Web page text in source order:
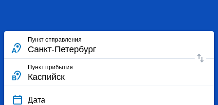
Пункт отправления
Пункт прибытия
Дата